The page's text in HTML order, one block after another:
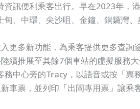
訊便利乘客出行。早在2023年，
、中環、尖沙咀、金鐘、銅鑼灣
更多新功能，為乘客提供更多查
續推展至其餘7個車站的虛擬服務大
中心旁的Tracy，以語音或按「
車票，並列印「出閘專用票」讓